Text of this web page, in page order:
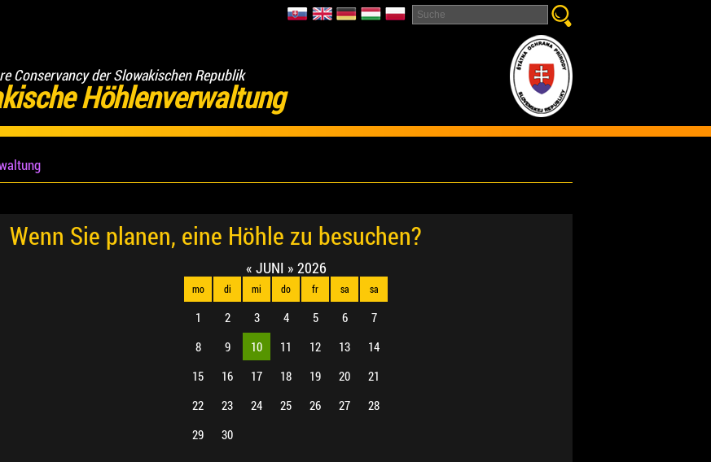
Conservancy der Slowakischen Republik
Höhlenverwaltung
Wenn Sie planen, eine Höhle zu besuchen?
« JUNI » 2026
mo di mi do fr sa sa
1 2 3 4 5 6
7
8
9 10 11 12 13
14
15
16 17 18 19 20
21
22
23 24 25 26 27
28
29
30